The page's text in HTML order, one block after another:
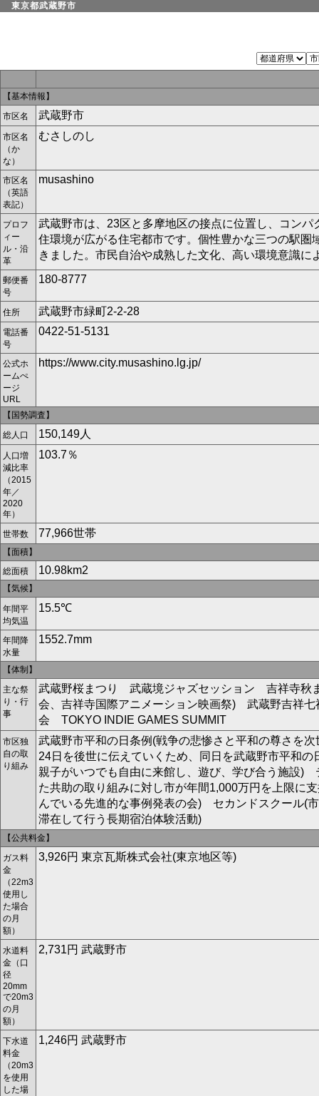
東京都武蔵野市
【基本情報】
市区名
武蔵野市
市区名
（か
な）
むさしのし
市区名
（英語
表記）
musashino
プロフ
ィー
ル・沿
革
武蔵野市は、23区と多摩地区の接点に位置し、コン
住環境が広がる住宅都市です。個性豊かな三つの駅
きました。市民自治や成熟した文化、高い環境意識
郵便番
号
180-8777
住所 武蔵野市緑町2-2-28
電話番
号
0422-51-5131
公式ホ
ームぺ
ージ
URL
https://www.city.musashino.lg.jp/
【国勢調査】
総人口
150,149人
人口増
減比率
（2015
年／
2020
年）
103.7％
世帯数 77,966世帯
【面積】
総面積
10.98km2
【気候】
年間平
均気温
15.5℃
年間降
水量
1552.7mm
【体制】
主な祭
り・行
事
武蔵野桜まつり 武蔵境ジャズセッション 吉祥寺秋
会、吉祥寺国際アニメーション映画祭) 武蔵野吉
会 TOKYO INDIE GAMES SUMMIT
市区独
自の取
り組み
武蔵野市平和の日条例(戦争の悲惨さと平和の尊さを
24日を後世に伝えていくため、同日を武蔵野市平和
親子がいつでも自由に来館し、遊び、学び合う施設)
た共助の取り組みに対し市が年間1,000万円を上限に
んでいる先進的な事例発表の会) セカンドスクール(
滞在して行う長期宿泊体験活動)
【公共料金】
ガス料
金
（22m3
使用し
た場合
の月
額）
3,926円 東京瓦斯株式会社(東京地区等)
水道料
金（口
径
20mm
で20m3
の月
額）
2,731円 武蔵野市
下水道
料金
（20m3
を使用
した場
1,246円 武蔵野市